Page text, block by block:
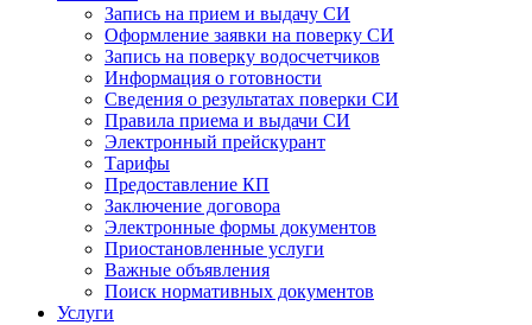
Запись на прием и выдачу СИ
Оформление заявки на поверку СИ
Запись на поверку водосчетчиков
Информация о готовности
Сведения о результатах поверки СИ
Правила приема и выдачи СИ
Электронный прейскурант
Тарифы
Предоставление КП
Заключение договора
Электронные формы документов
Приостановленные услуги
Важные объявления
Поиск нормативных документов
Услуги